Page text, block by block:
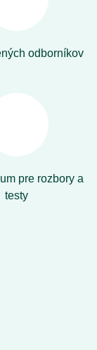
odborníkov
pre rozbory a
testy